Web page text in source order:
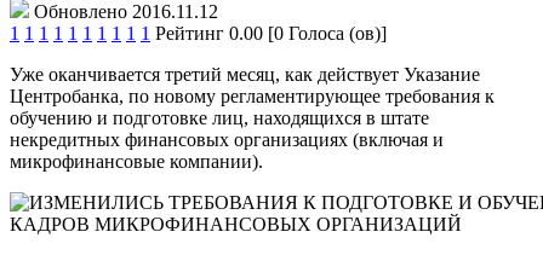
Обновлено 2016.11.12
1 1 1 1 1 1 1 1 1 1 Рейтинг 0.00 [0 Голоса (ов)]
Уже оканчивается третий месяц, как действует Указание
Центробанка, по новому регламентирующее требования к
обучению и подготовке лиц, находящихся в штате
некредитных финансовых организациях (включая и
микрофинансовые компании).